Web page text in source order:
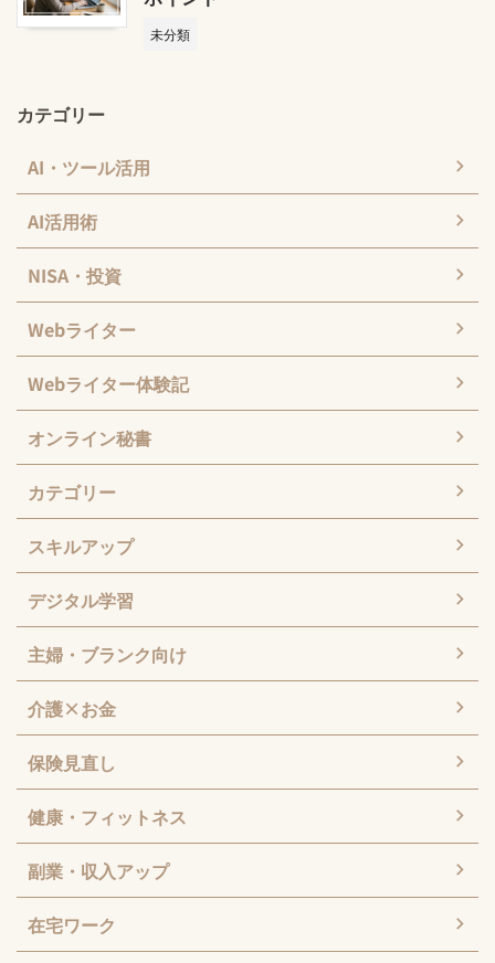
未分類
カテゴリー
AI・ツール活用
AI活用術
NISA・投資
Webライター
Webライター体験記
オンライン秘書
カテゴリー
スキルアップ
デジタル学習
主婦・ブランク向け
介護×お金
保険見直し
健康・フィットネス
副業・収入アップ
在宅ワーク